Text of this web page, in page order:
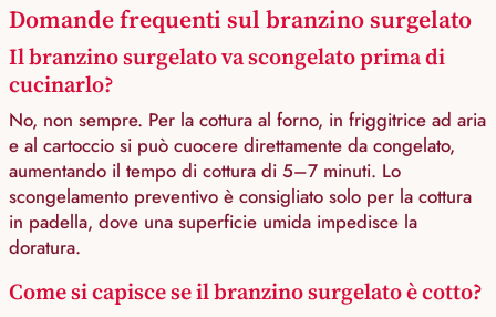
Domande frequenti sul branzino surgelato
Il branzino surgelato va scongelato prima di
cucinarlo?
No, non sempre. Per la cottura al forno, in friggitrice ad aria
e al cartoccio si può cuocere direttamente da congelato,
aumentando il tempo di cottura di 5–7 minuti. Lo
scongelamento preventivo è consigliato solo per la cottura
in padella, dove una superficie umida impedisce la
doratura.
Come si capisce se il branzino surgelato è cotto?